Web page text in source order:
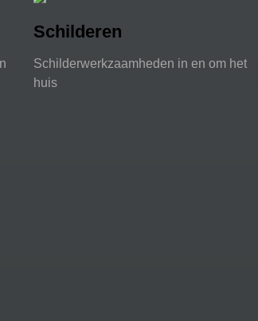
Schilderen
Schilderwerkzaamheden in en om het
huis